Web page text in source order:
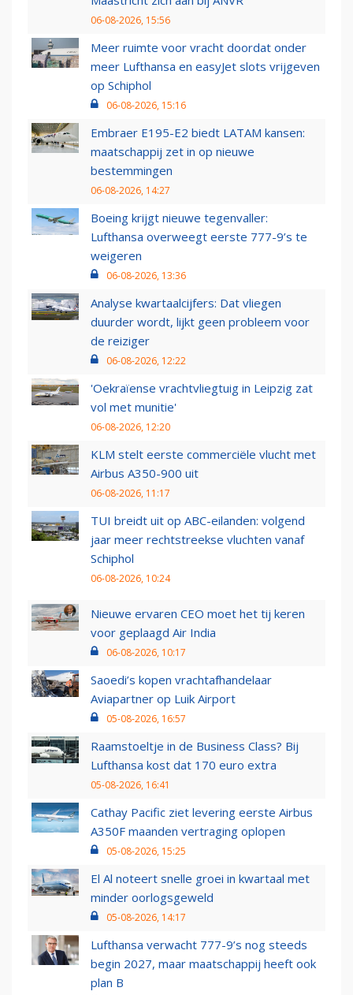
06-08-2026, 15:56
Meer ruimte voor vracht doordat onder
meer Lufthansa en easyJet slots vrijgeven
op Schiphol
06-08-2026, 15:16
Embraer E195-E2 biedt LATAM kansen:
maatschappij zet in op nieuwe
bestemmingen
06-08-2026, 14:27
Boeing krijgt nieuwe tegenvaller:
Lufthansa overweegt eerste 777-9’s te
weigeren
06-08-2026, 13:36
Analyse kwartaalcijfers: Dat vliegen
duurder wordt, lijkt geen probleem voor
de reiziger
06-08-2026, 12:22
'Oekraïense vrachtvliegtuig in Leipzig zat
vol met munitie'
06-08-2026, 12:20
KLM stelt eerste commerciële vlucht met
Airbus A350-900 uit
06-08-2026, 11:17
TUI breidt uit op ABC-eilanden: volgend
jaar meer rechtstreekse vluchten vanaf
Schiphol
06-08-2026, 10:24
Nieuwe ervaren CEO moet het tij keren
voor geplaagd Air India
06-08-2026, 10:17
Saoedi’s kopen vrachtafhandelaar
Aviapartner op Luik Airport
05-08-2026, 16:57
Raamstoeltje in de Business Class? Bij
Lufthansa kost dat 170 euro extra
05-08-2026, 16:41
Cathay Pacific ziet levering eerste Airbus
A350F maanden vertraging oplopen
05-08-2026, 15:25
El Al noteert snelle groei in kwartaal met
minder oorlogsgeweld
05-08-2026, 14:17
Lufthansa verwacht 777-9’s nog steeds
begin 2027, maar maatschappij heeft ook
plan B